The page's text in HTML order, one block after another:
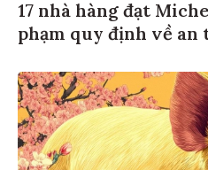
17 nhà hàng đạt
phạm quy định về an